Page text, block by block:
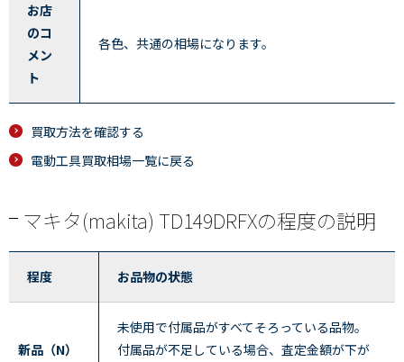
お店
のコ
メン
ト
各色、共通の相場になります。
買取方法を確認する
電動工具買取相場一覧に戻る
マキタ(makita) TD149DRFXの程度の説明
程度 お品物の状態
新品（N）
未使用で付属品がすべてそろっている品物。
付属品が不足している場合、査定金額が下が